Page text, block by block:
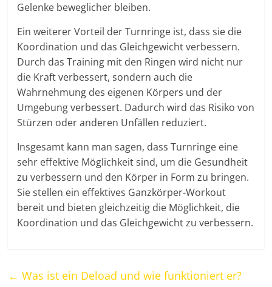
Gelenke beweglicher bleiben.
Ein weiterer Vorteil der Turnringe ist, dass sie die
Koordination und das Gleichgewicht verbessern.
Durch das Training mit den Ringen wird nicht nur
die Kraft verbessert, sondern auch die
Wahrnehmung des eigenen Körpers und der
Umgebung verbessert. Dadurch wird das Risiko von
Stürzen oder anderen Unfällen reduziert.
Insgesamt kann man sagen, dass Turnringe eine
sehr effektive Möglichkeit sind, um die Gesundheit
zu verbessern und den Körper in Form zu bringen.
Sie stellen ein effektives Ganzkörper-Workout
bereit und bieten gleichzeitig die Möglichkeit, die
Koordination und das Gleichgewicht zu verbessern.
← Was ist ein Deload und wie funktioniert er?